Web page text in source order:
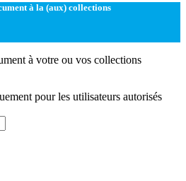
à la (aux) collections
à votre ou vos collections
pour les utilisateurs autorisés